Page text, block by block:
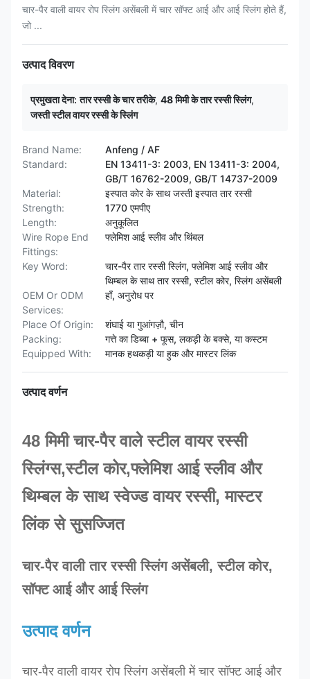
चार-पैर वाली वायर रोप स्लिंग असेंबली में चार सॉफ्ट आई और आई स्लिंग होते हैं,
जो ...
उत्पाद विवरण
प्रमुखता देना: तार रस्सी के चार तरीके, 48 मिमी के तार रस्सी स्लिंग,
जस्ती स्टील वायर रस्सी के स्लिंग
Brand Name:
Anfeng / AF
Standard:
EN 13411-3: 2003, EN 13411-3: 2004,
GB/T 16762-2009, GB/T 14737-2009
Material:
इस्पात कोर के साथ जस्ती इस्पात तार रस्सी
Strength:
1770 एमपीए
Length:
अनुकूलित
Wire Rope End
Fittings:
फ्लेमिश आई स्लीव और थिंबल
Key Word:
चार-पैर तार रस्सी स्लिंग, फ्लेमिश आई स्लीव और
थिम्बल के साथ तार रस्सी, स्टील कोर, स्लिंग असेंबली
OEM Or ODM
Services:
हाँ, अनुरोध पर
Place Of Origin:
शंघाई या गुआंगज़ौ, चीन
Packing:
गत्ते का डिब्बा + फूस, लकड़ी के बक्से, या कस्टम
Equipped With:
मानक हथकड़ी या हुक और मास्टर लिंक
उत्पाद वर्णन
48 मिमी चार-पैर वाले स्टील वायर रस्सी
स्लिंग्स,स्टील कोर,फ्लेमिश आई स्लीव और
थिम्बल के साथ स्वेज्ड वायर रस्सी, मास्टर
लिंक से सुसज्जित
चार-पैर वाली तार रस्सी स्लिंग असेंबली, स्टील कोर,
सॉफ्ट आई और आई स्लिंग
उत्पाद वर्णन
चार-पैर वाली वायर रोप स्लिंग असेंबली में चार सॉफ्ट आई और